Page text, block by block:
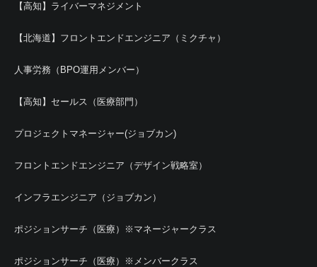
【高知】ライバーマネジメント
【北海道】フロントエンドエンジニア（ミクチャ）
人事労務（BPO運用メンバー）
【高知】セールス（医療部門）
プロジェクトマネージャー(ジョブカン)
フロントエンドエンジニア（デザイン戦略室）
インフラエンジニア（ジョブカン）
ポジションサーチ（医療）※マネージャークラス
ポジションサーチ（医療）※メンバークラス